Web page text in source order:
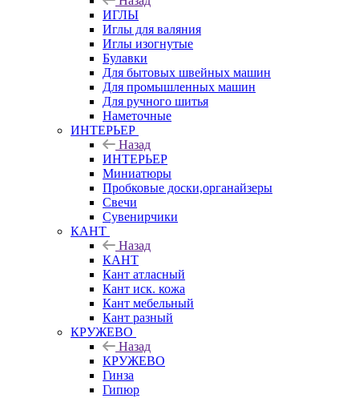
ИГЛЫ
Иглы для валяния
Иглы изогнутые
Булавки
Для бытовых швейных машин
Для промышленных машин
Для ручного шитья
Наметочные
ИНТЕРЬЕР
Назад
ИНТЕРЬЕР
Миниатюры
Пробковые доски,органайзеры
Свечи
Сувенирчики
КАНТ
Назад
КАНТ
Кант атласный
Кант иск. кожа
Кант мебельный
Кант разный
КРУЖЕВО
Назад
КРУЖЕВО
Гинза
Гипюр